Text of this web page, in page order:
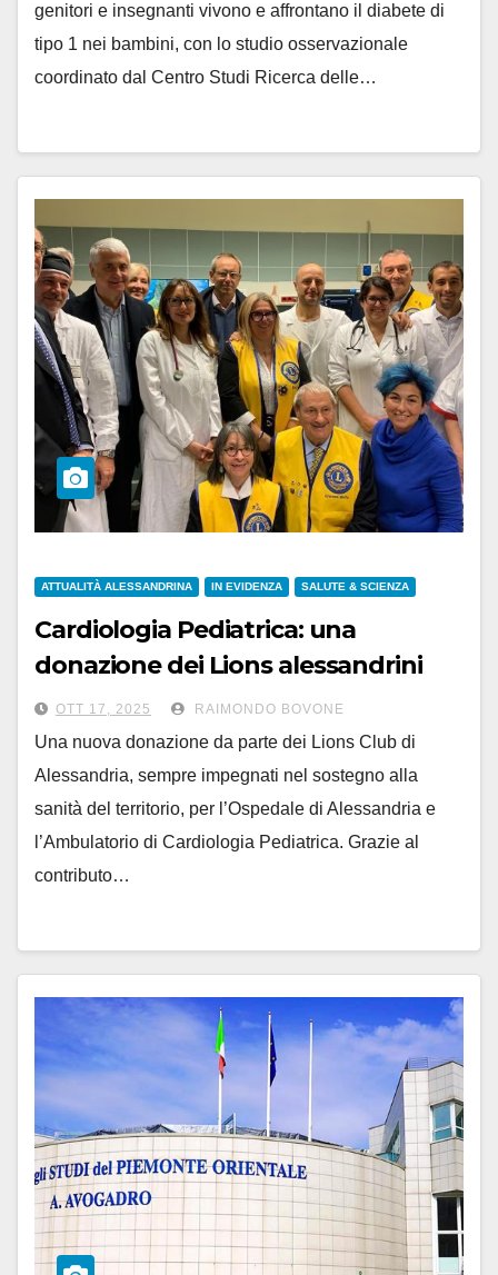
genitori e insegnanti vivono e affrontano il diabete di
tipo 1 nei bambini, con lo studio osservazionale
coordinato dal Centro Studi Ricerca delle…
ATTUALITÀ ALESSANDRINA IN EVIDENZA SALUTE & SCIENZA
Cardiologia Pediatrica: una
donazione dei Lions alessandrini
per le prove da sforzo
cardiopolmonari
OTT 17, 2025 RAIMONDO BOVONE
Una nuova donazione da parte dei Lions Club di
Alessandria, sempre impegnati nel sostegno alla
sanità del territorio, per l’Ospedale di Alessandria e
l’Ambulatorio di Cardiologia Pediatrica. Grazie al
contributo…